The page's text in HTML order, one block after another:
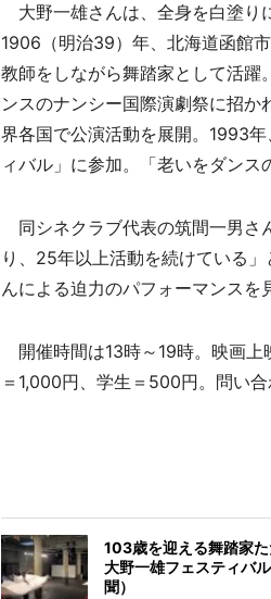
大野一雄さんは、全身を白塗り
1906（明治39）年、北海道函館
教師をしながら舞踏家として活
ンスのナンシー国際演劇祭に招
界各国で公演活動を展開。1993
ィバル」に参加。「老いをダンス
同シネクラブ代表の筑間一男さ
り、25年以上活動を続けている
んによる迫力のパフォーマンスを
開催時間は13時～19時。映画上
＝1,000円、学生＝500円。問い
103歳を迎える舞踏家
大野一雄フェスティバ
聞）